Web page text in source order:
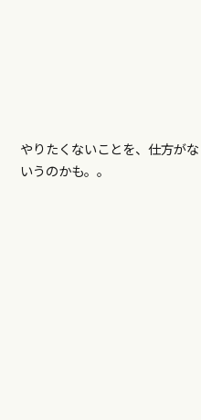
やりたくないことを、仕方が
いうのかも。。